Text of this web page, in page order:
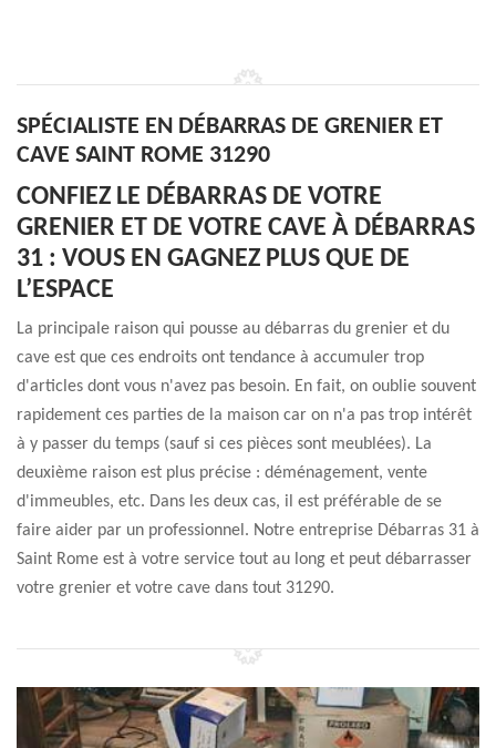
SPÉCIALISTE EN DÉBARRAS DE GRENIER ET
CAVE SAINT ROME 31290
CONFIEZ LE DÉBARRAS DE VOTRE
GRENIER ET DE VOTRE CAVE À DÉBARRAS
31 : VOUS EN GAGNEZ PLUS QUE DE
L’ESPACE
La principale raison qui pousse au débarras du grenier et du
cave est que ces endroits ont tendance à accumuler trop
d'articles dont vous n'avez pas besoin. En fait, on oublie souvent
rapidement ces parties de la maison car on n'a pas trop intérêt
à y passer du temps (sauf si ces pièces sont meublées). La
deuxième raison est plus précise : déménagement, vente
d'immeubles, etc. Dans les deux cas, il est préférable de se
faire aider par un professionnel. Notre entreprise Débarras 31 à
Saint Rome est à votre service tout au long et peut débarrasser
votre grenier et votre cave dans tout 31290.